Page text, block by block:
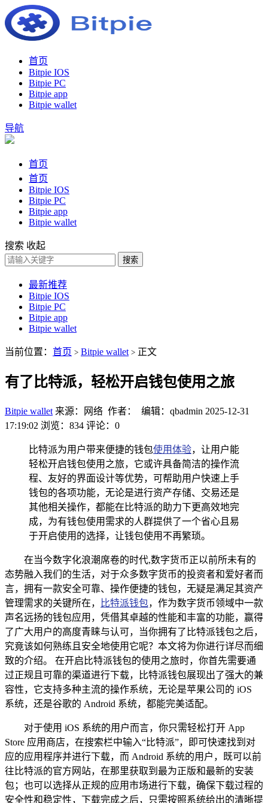
首页
Bitpie IOS
Bitpie PC
Bitpie app
Bitpie wallet
导航
首页
首页
Bitpie IOS
Bitpie PC
Bitpie app
Bitpie wallet
搜索 收起
搜索
最新推荐
Bitpie IOS
Bitpie PC
Bitpie app
Bitpie wallet
当前位置： 首页 > Bitpie wallet > 正文
有了比特派，轻松开启钱包使用之旅
Bitpie wallet 来源：网络 作者： 编辑：qbadmin 2025-12-31
17:19:02 浏览：834 评论：0
比特派为用户带来便捷的钱包使用体验，让用户能
轻松开启钱包使用之旅，它或许具备简洁的操作流
程、友好的界面设计等优势，可帮助用户快速上手
钱包的各项功能，无论是进行资产存储、交易还是
其他相关操作，都能在比特派的助力下更高效地完
成，为有钱包使用需求的人群提供了一个省心且易
于开启使用的选择，让钱包使用不再繁琐。
在当今数字化浪潮席卷的时代,数字货币正以前所未有的
态势融入我们的生活，对于众多数字货币的投资者和爱好者而
言，拥有一款安全可靠、操作便捷的钱包，无疑是满足其资产
管理需求的关键所在，
比特派钱包，作为数字货币领域中一款
声名远扬的钱包应用，凭借其卓越的性能和丰富的功能，赢得
了广大用户的高度青睐与认可，当你拥有了比特派钱包之后，
究竟该如何熟练且安全地使用它呢？本文将为你进行详尽而细
致的介绍。 在开启比特派钱包的使用之旅时，你首先需要通
过正规且可靠的渠道进行下载，比特派钱包展现出了强大的兼
容性，它支持多种主流的操作系统，无论是苹果公司的 iOS
系统，还是谷歌的 Android 系统，都能完美适配。
对于使用 iOS 系统的用户而言，你只需轻松打开 App
Store 应用商店，在搜索栏中输入“比特派”，即可快速找到对
应的应用程序并进行下载，而 Android 系统的用户，既可以前
往比特派的官方网站，在那里获取到最为正版和最新的安装
包；也可以选择从正规的应用市场进行下载，确保下载过程的
安全性和稳定性，下载完成之后，只需按照系统给出的清晰提